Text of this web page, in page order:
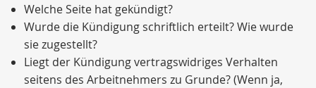
Welche Seite hat gekündigt?
Wurde die Kündigung schriftlich erteilt? Wie wurde
sie zugestellt?
Liegt der Kündigung vertragswidriges Verhalten
seitens des Arbeitnehmers zu Grunde? (Wenn ja,